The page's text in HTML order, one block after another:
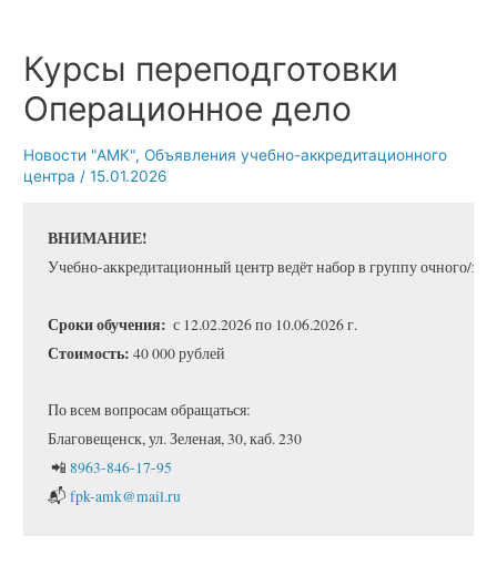
Курсы переподготовки
Операционное дело
Новости "АМК",Объявления учебно-аккредитационного
центра /15.01.2026
ВНИМАНИЕ!
Учебно-аккредитационный центр ведёт набор в группу очного/
Сроки обучения: с 12.02.2026 по 10.06.2026 г.
Стоимость: 40 000 рублей
По всем вопросам обращаться:
Благовещенск, ул. Зеленая, 30, каб. 230
📲 8963-846-17-95
📬 fpk-amk@mail.ru